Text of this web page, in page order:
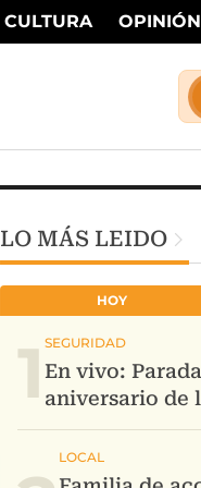
CULTURA OPINIÓN
LO MÁS LEIDO
HOY
1